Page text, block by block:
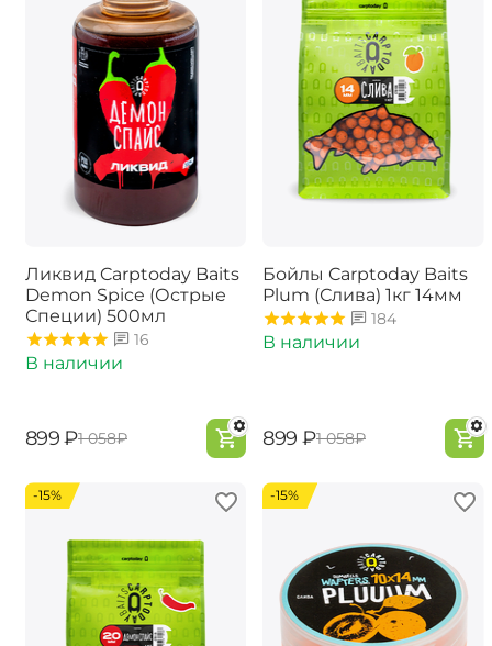
Ликвид Carptoday Baits
Demon Spice (Острые
Специи) 500мл
16
В наличии
‍899‍ ₽‍1 058‍₽
Бойлы Carptoday Baits
Plum (Слива) 1кг 14мм
184
В наличии
‍899‍ ₽‍1 058‍₽
-15% -15%